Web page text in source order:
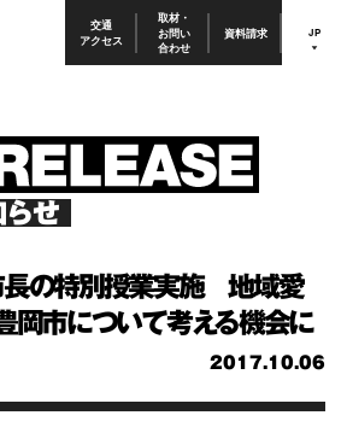
交通
アクセス
取材・
お問い
合わせ
資料請求 JP
せ
長の特別授業実施 地域愛
岡市について考える機会に
2017.10.06